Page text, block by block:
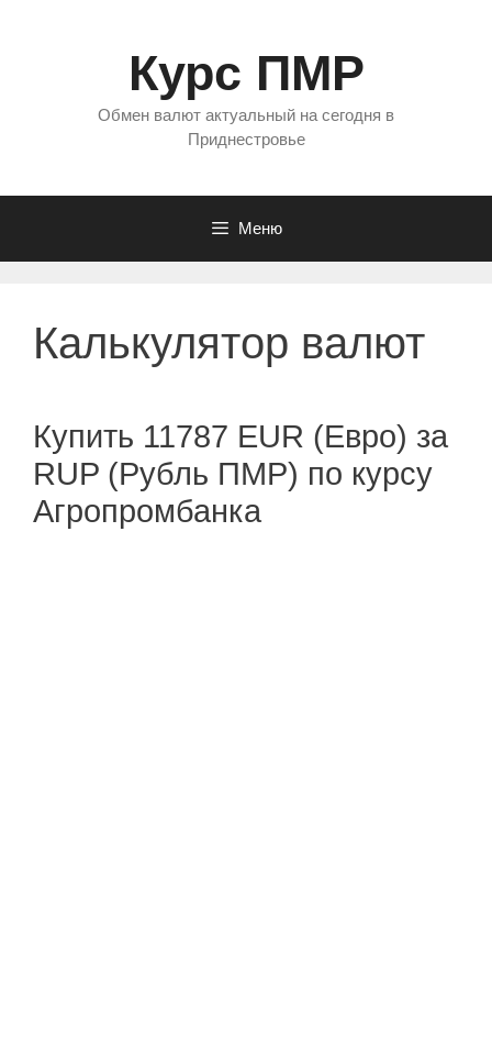
Курс ПМР
Обмен валют актуальный на сегодня в
Приднестровье
Меню
Калькулятор валют
Купить 11787 EUR (Евро) за
RUP (Рубль ПМР) по курсу
Агропромбанка